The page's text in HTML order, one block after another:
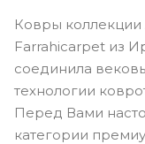
Ковры
Farrahicarpet из
соединила
технологии
Перед Вами
категории